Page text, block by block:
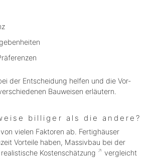
der Entscheidung helfen und die Vor-
Bauweisen erläutern.
billiger als die andere?
vielen Faktoren ab. Fertighäuser
Vorteile haben, Massivbau bei der
Kostenschätzung
vergleicht